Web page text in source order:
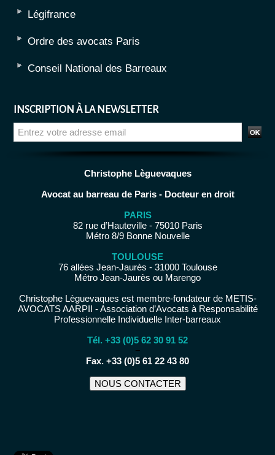
Légifrance
Ordre des avocats Paris
Conseil National des Barreaux
INSCRIPTION À LA NEWSLETTER
Christophe Lèguevaques
Avocat au barreau de Paris - Docteur en droit
PARIS
82 rue d’Hauteville - 75010 Paris
Métro 8/9 Bonne Nouvelle
TOULOUSE
76 allées Jean-Jaurès - 31000 Toulouse
Métro Jean-Jaurès ou Marengo
Christophe Lèguevaques est membre-fondateur de METIS-
AVOCATS AARPII - Association d’Avocats à Responsabilité
Professionnelle Individuelle Inter-barreaux
Tél. +33 (0)5 62 30 91 52
−
Fax. +33 (0)5 61 22 43 80
NOUS CONTACTER